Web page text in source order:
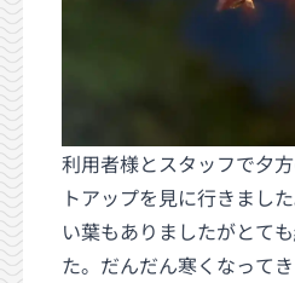
利用者様とスタッフで夕
トアップを見に行きまし
い葉もありましたがとて
た。だんだん寒くなって